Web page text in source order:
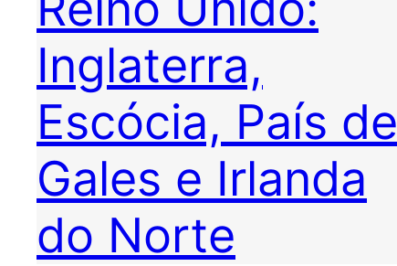
Inglaterra,
Escócia, País de
Gales e Irlanda
do Norte